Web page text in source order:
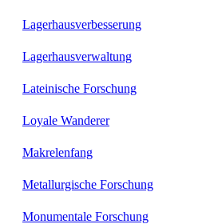
Lagerhausverbesserung
Lagerhausverwaltung
Lateinische Forschung
Loyale Wanderer
Makrelenfang
Metallurgische Forschung
Monumentale Forschung